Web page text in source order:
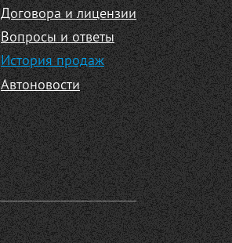
Договора и лицензии
Вопросы и ответы
История продаж
Автоновости